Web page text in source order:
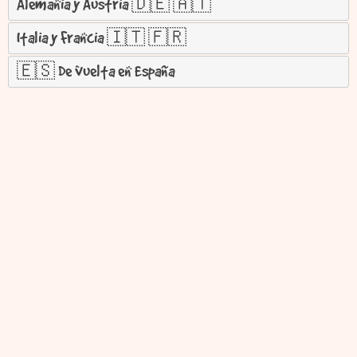
Alemania y Austria 🇩🇪 🇦🇹
Italia y Francia 🇮🇹 🇫🇷
🇪🇸 De vuelta en España